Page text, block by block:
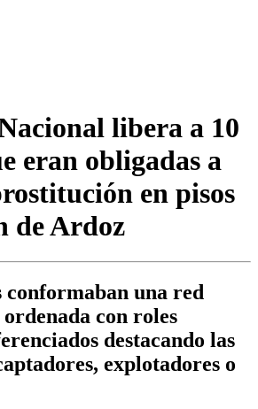
libera a 10
eran obligadas a
en pisos
de Ardoz
conformaban una red
con roles
destacando las
explotadores o